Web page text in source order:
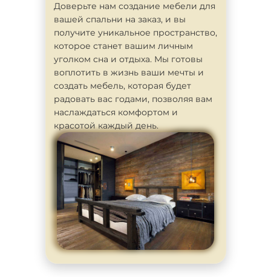
Доверьте нам создание мебели для
вашей спальни на заказ, и вы
получите уникальное пространство,
которое станет вашим личным
уголком сна и отдыха. Мы готовы
воплотить в жизнь ваши мечты и
создать мебель, которая будет
радовать вас годами, позволяя вам
наслаждаться комфортом и
красотой каждый день.